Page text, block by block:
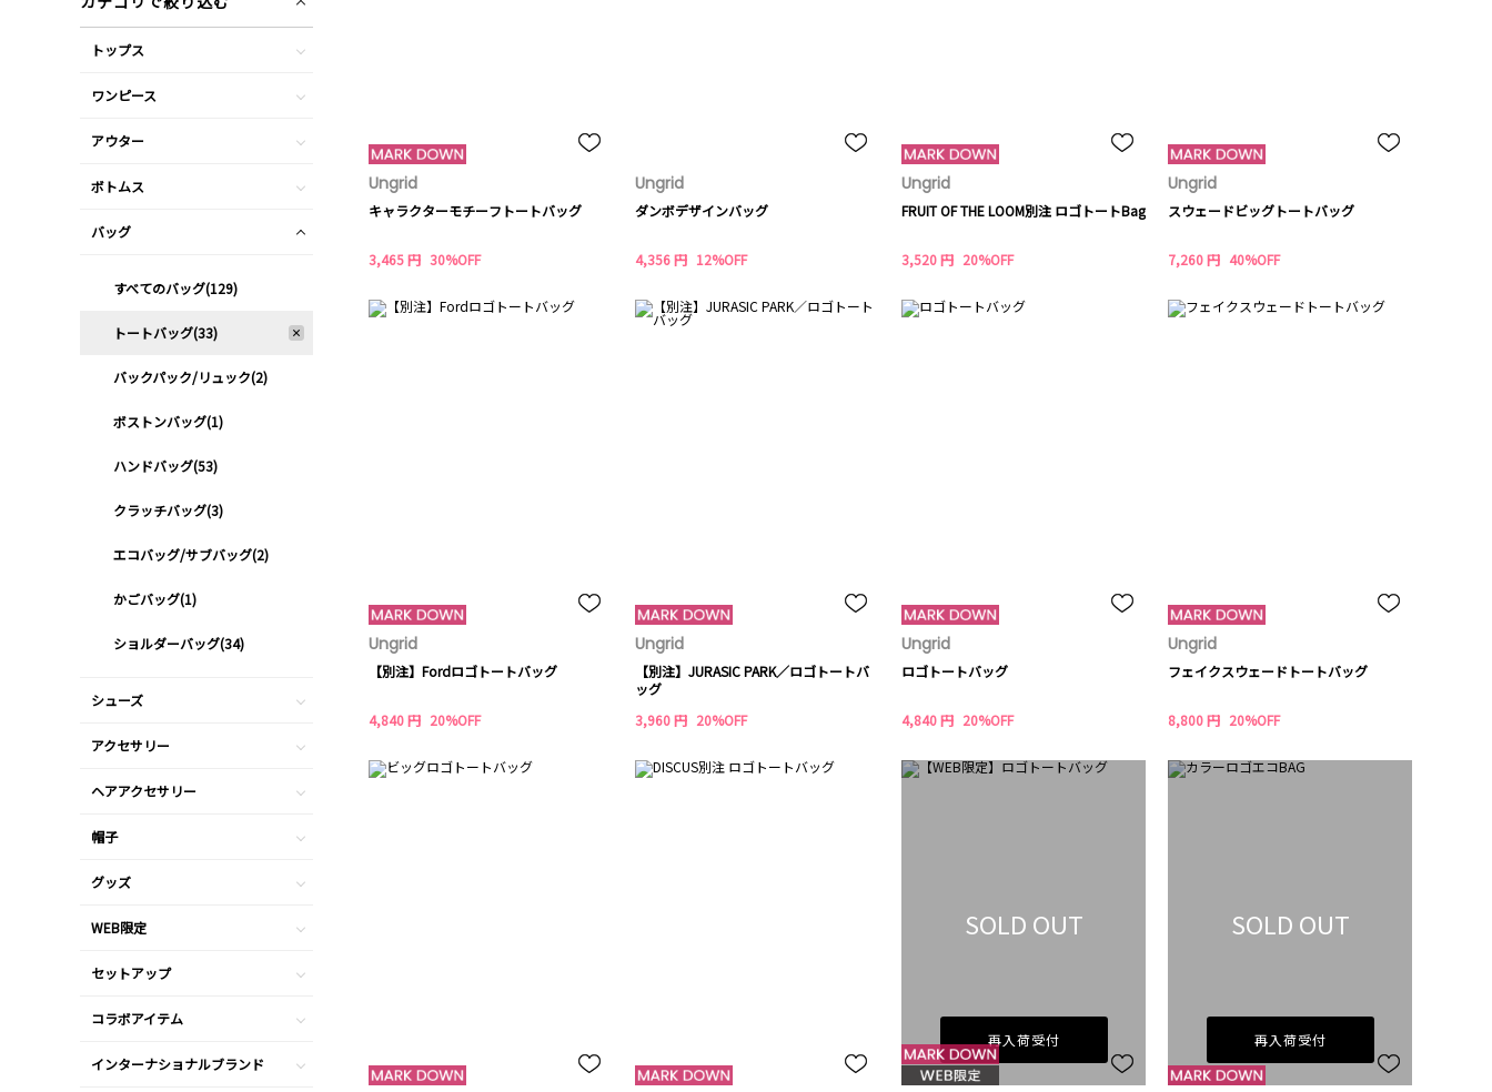
Ungrid
キャラクターモチーフトートバッグ
3,465 円 30%OFF
Ungrid
ダンボデザインバッグ
4,356 円 12%OFF
Ungrid
FRUIT OF THE LOOM別注 ロゴトートBag
3,520 円 20%OFF
Ungrid
スウェードビッグトートバッグ
7,260 円 40%OFF
Ungrid
【別注】Fordロゴトートバッグ
4,840 円 20%OFF
Ungrid
【別注】JURASIC PARK／ロゴトートバ
ッグ
3,960 円 20%OFF
Ungrid
ロゴトートバッグ
4,840 円 20%OFF
Ungrid
フェイクスウェードトートバッグ
8,800 円 20%OFF
SOLD OUT
再入荷受付
SOLD OUT
再入荷受付
トップス
ワンピース
アウター
ボトムス
バッグ
すべてのバッグ(129)
トートバッグ(33)
バックパック/リュック(2)
ボストンバッグ(1)
ハンドバッグ(53)
クラッチバッグ(3)
エコバッグ/サブバッグ(2)
かごバッグ(1)
ショルダーバッグ(34)
シューズ
アクセサリー
ヘアアクセサリー
帽子
グッズ
WEB限定
セットアップ
コラボアイテム
インターナショナルブランド